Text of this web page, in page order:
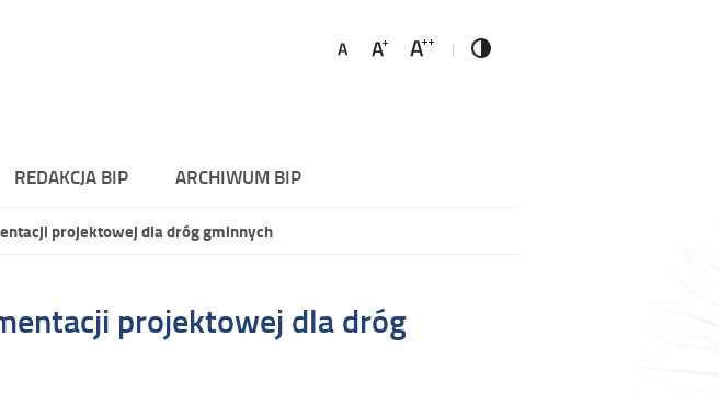
REDAKCJA BIP ARCHIWUM BIP
projektowej dla dróg gminnych
projektowej dla dróg